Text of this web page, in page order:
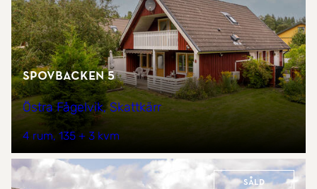
Spovbacken 5
Östra Fågelvik, Skattkärr
4 rum 135 + 3 kvm
Såld